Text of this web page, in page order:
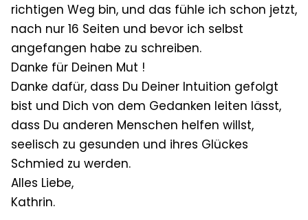
richtigen Weg bin, und das fühle ich schon jetzt,
nach nur 16 Seiten und bevor ich selbst
angefangen habe zu schreiben.
Danke für Deinen Mut !
Danke dafür, dass Du Deiner Intuition gefolgt
bist und Dich von dem Gedanken leiten lässt,
dass Du anderen Menschen helfen willst,
seelisch zu gesunden und ihres Glückes
Schmied zu werden.
Alles Liebe,
Kathrin.